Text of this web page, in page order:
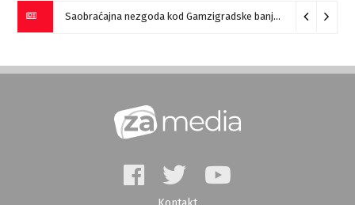
Saobraćajna nezgoda kod Gamzigradske banje 05/08/2026